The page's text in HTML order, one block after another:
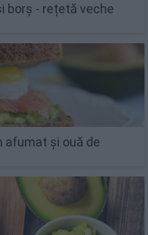
borș - rețetă veche
afumat și ouă de